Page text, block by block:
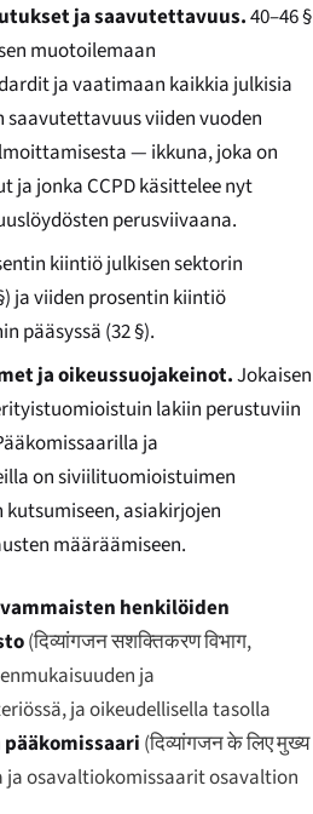
ja saavutettavuus.40–46 §
muotoilemaan
ja vaatimaan kaikkia julkisia
viiden vuoden
— ikkuna, joka on
ja jonka CCPD käsittelee nyt
perusviivaana.
kiintiö julkisen sektorin
ja viiden prosentin kiintiö
pääsyssä (32 §).
ja oikeussuojakeinot.Jokaisen
lakiin perustuviin
ja
on siviilituomioistuimen
asiakirjojen
määräämiseen.
vammaisten henkilöiden
(दिव्यांगजन सशक्तिकरण विभाग,
ja
ja oikeudellisella tasolla
(दिव्यांगजन के लिए मुख्य
ja osavaltiokomissaarit osavaltion